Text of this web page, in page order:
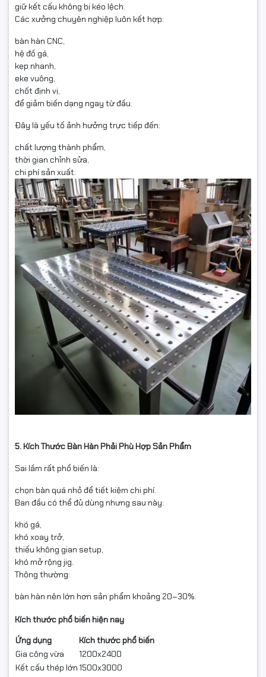
giữ kết cấu không bị kéo lệch.
Các xưởng chuyên nghiệp luôn kết hợp:
bàn hàn CNC,
hệ đồ gá,
kẹp nhanh,
eke vuông,
chốt định vị,
để giảm biến dạng ngay từ đầu.
Đây là yếu tố ảnh hưởng trực tiếp đến:
chất lượng thành phẩm,
thời gian chỉnh sửa,
chi phí sản xuất.
5. Kích Thước Bàn Hàn Phải Phù Hợp Sản Phẩm
Sai lầm rất phổ biến là:
chọn bàn quá nhỏ để tiết kiệm chi phí.
Ban đầu có thể đủ dùng nhưng sau này:
khó gá,
khó xoay trở,
thiếu không gian setup,
khó mở rộng jig.
Thông thường:
bàn hàn nên lớn hơn sản phẩm khoảng 20–30%.
Kích thước phổ biến hiện nay
Ứng dụng
Kích thước phổ biến
Gia công vừa
1200x2400
Kết cấu thép lớn 1500x3000